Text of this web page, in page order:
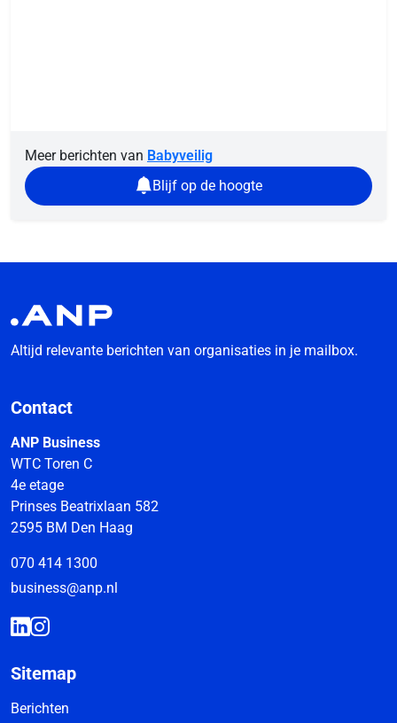
Meer berichten van Babyveilig
Blijf op de hoogte
Altijd relevante berichten van organisaties in je mailbox.
Contact
ANP Business
WTC Toren C
4e etage
Prinses Beatrixlaan 582
2595 BM Den Haag
070 414 1300
business@anp.nl
Sitemap
Berichten